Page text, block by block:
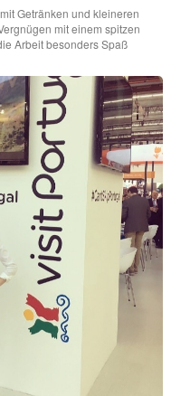
Getränken und kleineren
mit einem spitzen
Arbeit besonders Spaß